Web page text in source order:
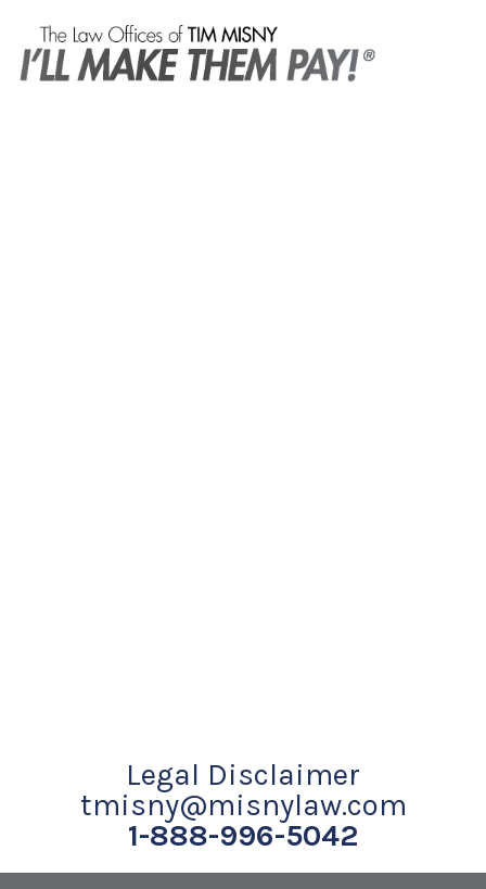
Legal Disclaimer
tmisny@misnylaw.com
1-888-996-5042